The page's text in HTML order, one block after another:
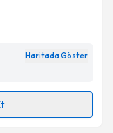
belirtilen
Haritada Göster